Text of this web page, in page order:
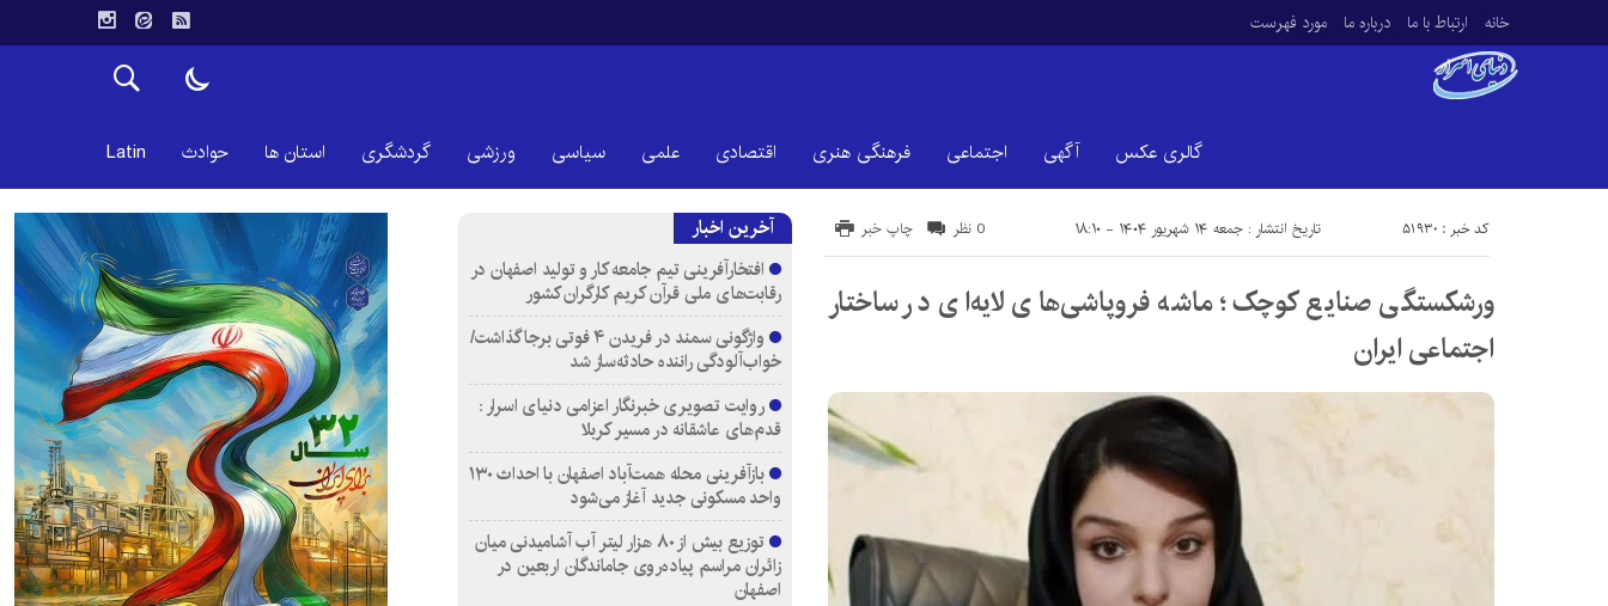
خانه ارتباط با ما درباره ما مورد فهرست
گالری عکس آگهی اجتماعی فرهنگی هنری اقتصادی علمی سیاسی ورزشی گردشگری استان ها حوادث Latin
تاریخ انتشار : جمعه ۱۴ شهریور ۱۴۰۴ - ۱۸:۱۰ کد خبر : 51930 چاپ خبر 0 نظر
ورشکستگی صنایع کوچک؛ ماشه فروپاشی‌های لایه‌ای در ساختار
اجتماعی ایران
آخرین اخبار
افتخارآفرینی تیم جامعه کار و تولید اصفهان در
رقابت‌های ملی قرآن کریم کارگران کشور
واژگونی سمند در فریدن ۴ فوتی برجا گذاشت/
خواب‌آلودگی راننده حادثه‌ساز شد
روایت تصویری خبرنگار اعزامی دنیای اسرار :
قدم‌های عاشقانه در مسیر کربلا
بازآفرینی محله همت‌آباد اصفهان با احداث ۱۳۰
واحد مسکونی جدید آغاز می‌شود
توزیع بیش از ۸۰ هزار لیتر آب آشامیدنی میان
زائران مراسم پیاده‌روی جاماندگان اربعین در
اصفهان